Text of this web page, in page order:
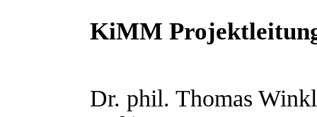
KiMM
Dr. phil. Thomas